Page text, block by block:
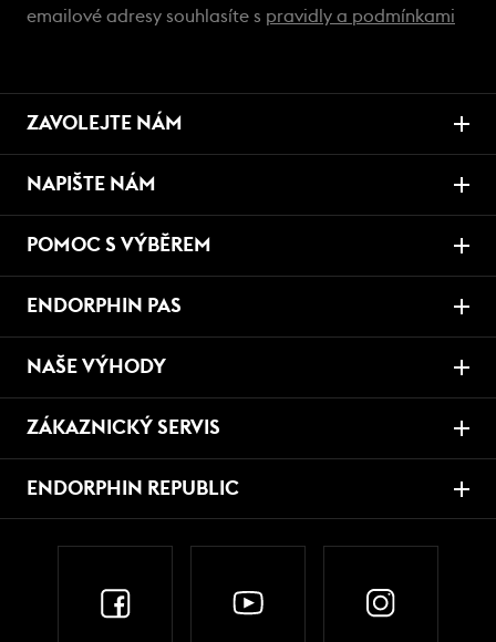
emailové adresy souhlasíte s pravidly a podmínkami
ZAVOLEJTE NÁM
NAPIŠTE NÁM
POMOC S VÝBĚREM
ENDORPHIN PAS
NAŠE VÝHODY
ZÁKAZNICKÝ SERVIS
ENDORPHIN REPUBLIC